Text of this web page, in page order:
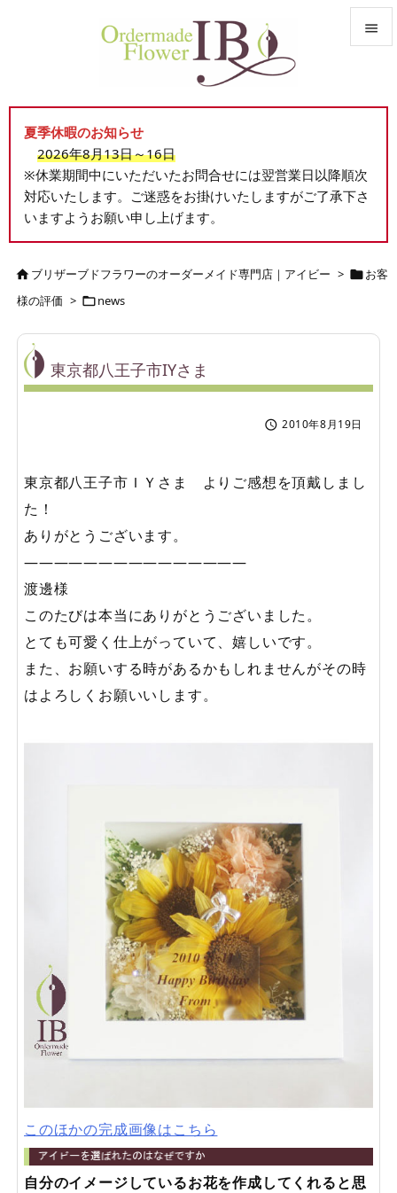


前へ

検索
夏季休暇のお知らせ
2026年8月13日～16日
※休業期間中にいただいたお問合せには翌営業日以降順次
対応いたします。ご迷惑をお掛けいたしますがご了承下さ
いますようお願い申し上げます。
ブリザーブドフラワーのオーダーメイド専門店｜アイビー > お客
様の評価 > news
東京都八王子市IYさま
 2010年8月19日
東京都八王子市ＩＹさま よりご感想を頂戴しまし
た！
ありがとうございます。
———————————————
渡邊様
このたびは本当にありがとうございました。
とても可愛く仕上がっていて、嬉しいです。
また、お願いする時があるかもしれませんがその時
はよろしくお願いいします。
このほかの完成画像はこちら
自分のイメージしているお花を作成してくれると思